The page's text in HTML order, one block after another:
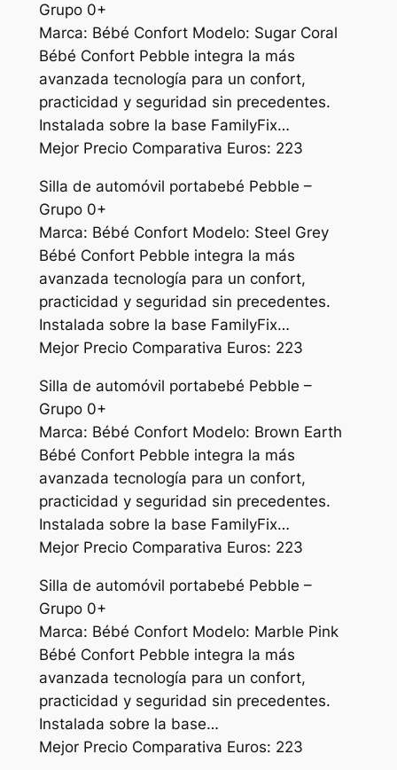
Grupo 0+
Marca: Bébé Confort Modelo: Sugar Coral
Bébé Confort Pebble integra la más
avanzada tecnología para un confort,
practicidad y seguridad sin precedentes.
Instalada sobre la base FamilyFix…
Mejor Precio Comparativa Euros: 223
Silla de automóvil portabebé Pebble –
Grupo 0+
Marca: Bébé Confort Modelo: Steel Grey
Bébé Confort Pebble integra la más
avanzada tecnología para un confort,
practicidad y seguridad sin precedentes.
Instalada sobre la base FamilyFix…
Mejor Precio Comparativa Euros: 223
Silla de automóvil portabebé Pebble –
Grupo 0+
Marca: Bébé Confort Modelo: Brown Earth
Bébé Confort Pebble integra la más
avanzada tecnología para un confort,
practicidad y seguridad sin precedentes.
Instalada sobre la base FamilyFix…
Mejor Precio Comparativa Euros: 223
Silla de automóvil portabebé Pebble –
Grupo 0+
Marca: Bébé Confort Modelo: Marble Pink
Bébé Confort Pebble integra la más
avanzada tecnología para un confort,
practicidad y seguridad sin precedentes.
Instalada sobre la base…
Mejor Precio Comparativa Euros: 223